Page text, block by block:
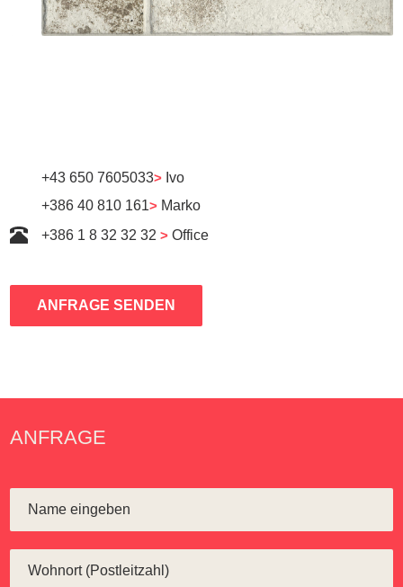
+43 650 7605033> Ivo
+386 40 810 161> Marko
+386 1 8 32 32 32> Office
ANFRAGE SENDEN
ANFRAGE